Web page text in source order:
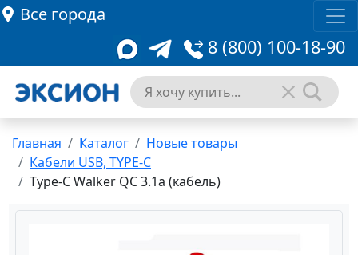
Все города
8 (800) 100-18-90
Главная Каталог
Новые товары
Кабели USB, TYPE-C
Type-C Walker QC 3.1а (кабель)